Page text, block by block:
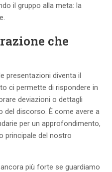
il gruppo alla meta: la
che
presentazioni diventa il
ci permette di rispondere in
deviazioni o dettagli
del discorso. È come avere a
per un approfondimento,
principale del nostro
più forte se guardiamo